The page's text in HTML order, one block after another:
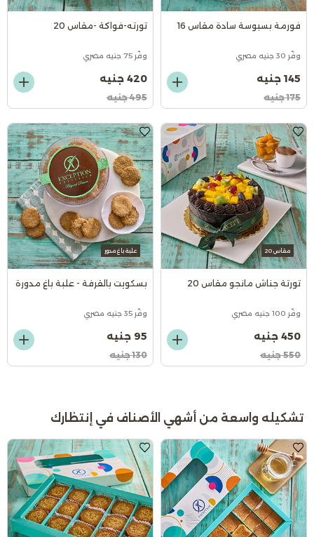
فورمة بسبوسة سادة مقاس 16
وفّر 30 جنيه مصري
145 جنيه
175 جنيه
تورته-فواكة -مقاس 20
وفّر 75 جنيه مصري
420 جنيه
495 جنيه
مقاس 20
تورتة جناش مانجو مقاس 20
وفّر 100 جنيه مصري
450 جنيه
550 جنيه
علبة باغ مدور
بسكويت بالقرفة - علبة باغ مدورة
وفّر 35 جنيه مصري
95 جنيه
130 جنيه
تشكيله واسعة من أشهي الأصناف في إنتظارك